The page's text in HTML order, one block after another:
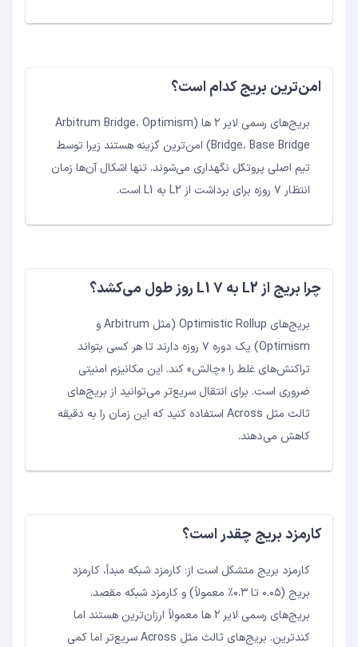
امن‌ترین بریج کدام است؟
بریج‌های رسمی لایر ۲ ها (Arbitrum Bridge، Optimism
Bridge، Base Bridge) امن‌ترین گزینه هستند زیرا توسط
تیم اصلی پروتکل نگهداری می‌شوند. تنها اشکال آن‌ها زمان
انتظار ۷ روزه برای برداشت از L2 به L1 است.
چرا بریج از L2 به L1 ۷ روز طول می‌کشد؟
بریج‌های Optimistic Rollup (مثل Arbitrum و
Optimism) یک دوره ۷ روزه دارند تا هر کسی بتواند
تراکنش‌های غلط را «چالش» کند. این مکانیزم امنیتی
ضروری است. برای انتقال سریع‌تر می‌توانید از بریج‌های
ثالث مثل Across استفاده کنید که این زمان را به دقیقه
کاهش می‌دهند.
کارمزد بریج چقدر است؟
کارمزد بریج متشکل است از: کارمزد شبکه مبدأ، کارمزد
بریج (۰.۰۵ تا ۰.۳٪ معمولاً) و کارمزد شبکه مقصد.
بریج‌های رسمی لایر ۲ ها معمولاً ارزان‌ترین هستند اما
کندترین. بریج‌های ثالث مثل Across سریع‌تر اما کمی